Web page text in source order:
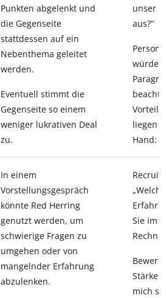
Punkten abgelenkt und
die Gegenseite
stattdessen auf ein
Nebenthema geleitet
werden.
Eventuell stimmt die
Gegenseite so einem
weniger lukrativen Deal
zu.
unser
aus?“
Person
würde
liegen
Hand:
In einem
Vorstellungsgespräch
könnte Red Herring
genutzt werden, um
schwierige Fragen zu
umgehen oder von
mangelnder Erfahrung
abzulenken.
„Welche
Sie im
Stärke
mich